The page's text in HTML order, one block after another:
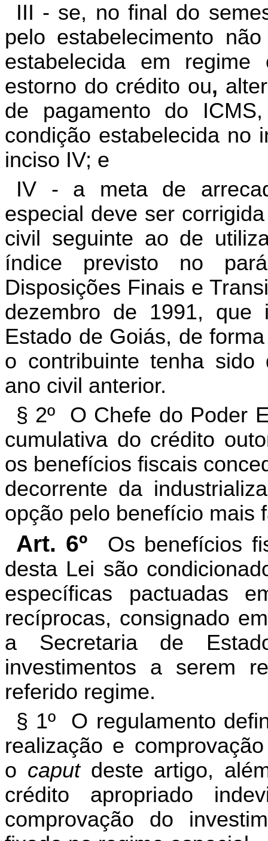
III - se, no final do
pelo estabelecimento
estabelecida em
estorno do crédito ou,
de pagamento do
condição estabelecida no
inciso IV; e
IV - a meta de
especial deve ser
civil seguinte ao de
índice previsto no
Disposições Finais e
dezembro de 1991, que
Estado de Goiás, de
o contribuinte tenha sido
ano civil anterior.
§ 2º O Chefe do Poder
cumulativa do crédito
os benefícios fiscais
decorrente da
opção pelo benefício mais
Art. 6º
Os benefícios
desta Lei são
específicas pactuadas
recíprocas, consignado
a Secretaria de
investimentos a serem
referido regime.
§ 1º O regulamento
realização e
o caputdeste artigo,
crédito apropriado
comprovação do